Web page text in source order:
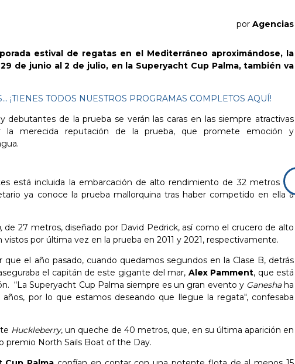
por Agencias
estival de regatas en el Mediterráneo aproximándose, la
de junio al 2 de julio, en la Superyacht Cup Palma, también va
¡TIENES TODOS NUESTROS PROGRAMAS COMPLETOS AQUÍ!
de la prueba se verán las caras en las siempre atractivas
la merecida reputación de la prueba, que promete emoción y
está incluida la embarcación de alto rendimiento de 32 metros de
ya conoce la prueba mallorquina tras haber competido en ella a
,de 27 metros, diseñado por David Pedrick, así como el crucero de alto
vistos por última vez en la prueba en 2011 y 2021, respectivamente.
que el año pasado, cuando quedamos segundos en la Clase B, detrás
el capitán de este gigante del mar, Alex Pamment, que está
“La Superyacht Cup Palma siempre es un gran evento y Ganeshaha
por lo que estamos deseando que llegue la regata", confesaba
Huckleberry, un queche de 40 metros, que, en su última aparición en
premio North Sails Boat of the Day.